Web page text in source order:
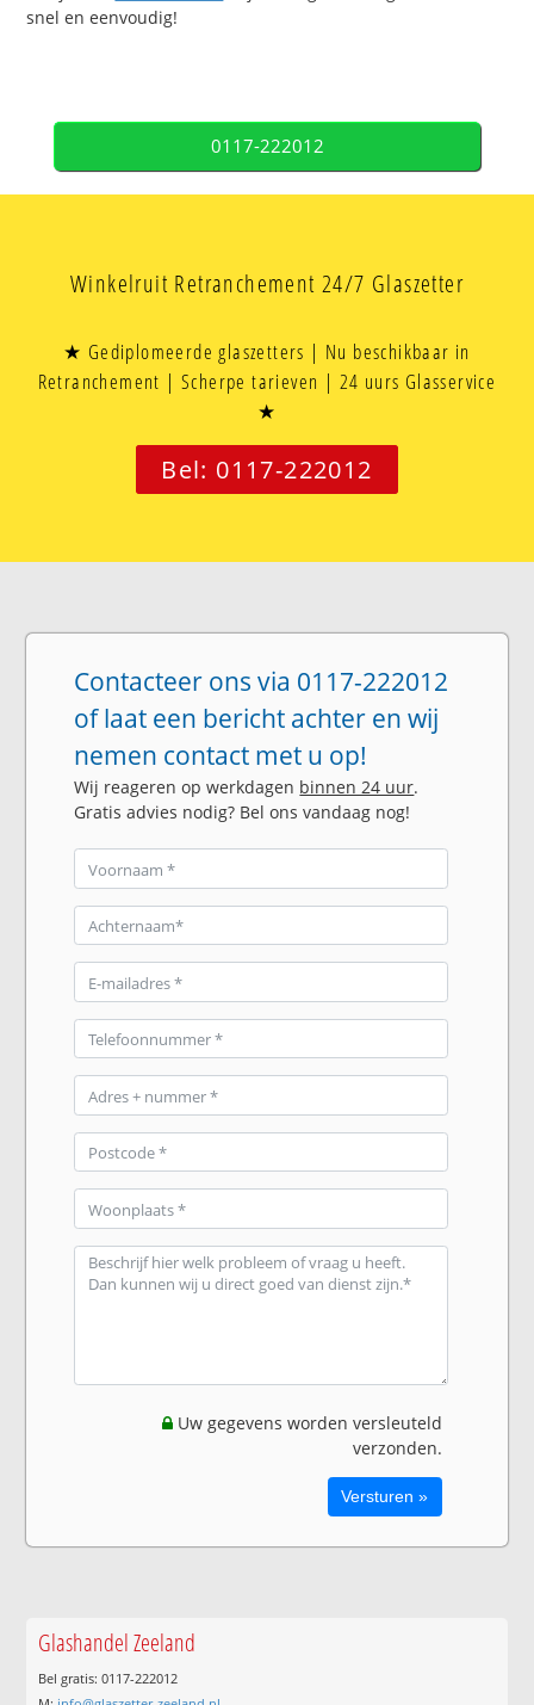
snel en eenvoudig!
0117-222012
Winkelruit Retranchement 24/7 Glaszetter
★ Gediplomeerde glaszetters | Nu beschikbaar in
Retranchement | Scherpe tarieven | 24 uurs Glasservice
★
Bel: 0117-222012
Contacteer ons via 0117-222012
of laat een bericht achter en wij
nemen contact met u op!
Wij reageren op werkdagen binnen 24 uur.
Gratis advies nodig? Bel ons vandaag nog!
Uw gegevens worden versleuteld
verzonden.
Glashandel Zeeland
Bel gratis: 0117-222012